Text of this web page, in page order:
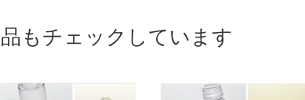
もチェックしています